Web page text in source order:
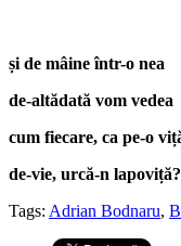
și de mâine într-o nea
de-altădată vom vedea
cum fiecare, ca pe-o
de-vie, urcă-n
Tags: Adrian Bodnaru,